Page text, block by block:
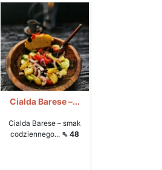
Cialda Barese –...
Cialda Barese – smak
codziennego... ⇖ 48